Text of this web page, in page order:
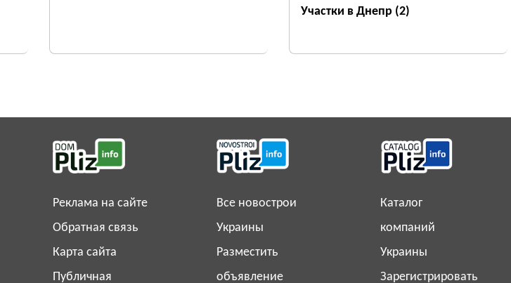
Участки в Днепр (2)
Реклама на сайте
Обратная связь
Карта сайта
Публичная
Все новострои
Украины
Разместить
объявление
Каталог
компаний
Украины
Зарегистрировать